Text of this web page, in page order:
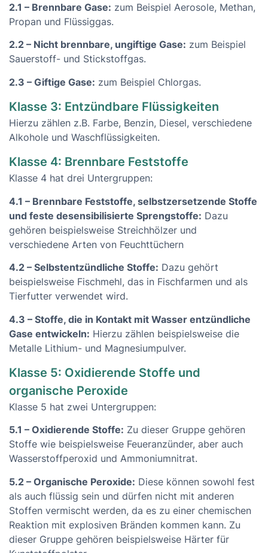
2.1 – Brennbare Gase: zum Beispiel Aerosole, Methan,
Propan und Flüssiggas.
2.2 – Nicht brennbare, ungiftige Gase: zum Beispiel
Sauerstoff- und Stickstoffgas.
2.3 – Giftige Gase: zum Beispiel Chlorgas.
Klasse 3: Entzündbare Flüssigkeiten
Hierzu zählen z.B. Farbe, Benzin, Diesel, verschiedene
Alkohole und Waschflüssigkeiten.
Klasse 4: Brennbare Feststoffe
Klasse 4 hat drei Untergruppen:
4.1 – Brennbare Feststoffe, selbstzersetzende Stoffe
und feste desensibilisierte Sprengstoffe: Dazu
gehören beispielsweise Streichhölzer und
verschiedene Arten von Feuchttüchern
4.2 – Selbstentzündliche Stoffe: Dazu gehört
beispielsweise Fischmehl, das in Fischfarmen und als
Tierfutter verwendet wird.
4.3 – Stoffe, die in Kontakt mit Wasser entzündliche
Gase entwickeln: Hierzu zählen beispielsweise die
Metalle Lithium- und Magnesiumpulver.
Klasse 5: Oxidierende Stoffe und
organische Peroxide
Klasse 5 hat zwei Untergruppen:
5.1 – Oxidierende Stoffe: Zu dieser Gruppe gehören
Stoffe wie beispielsweise Feueranzünder, aber auch
Wasserstoffperoxid und Ammoniumnitrat.
5.2 – Organische Peroxide: Diese können sowohl fest
als auch flüssig sein und dürfen nicht mit anderen
Stoffen vermischt werden, da es zu einer chemischen
Reaktion mit explosiven Bränden kommen kann. Zu
dieser Gruppe gehören beispielsweise Härter für